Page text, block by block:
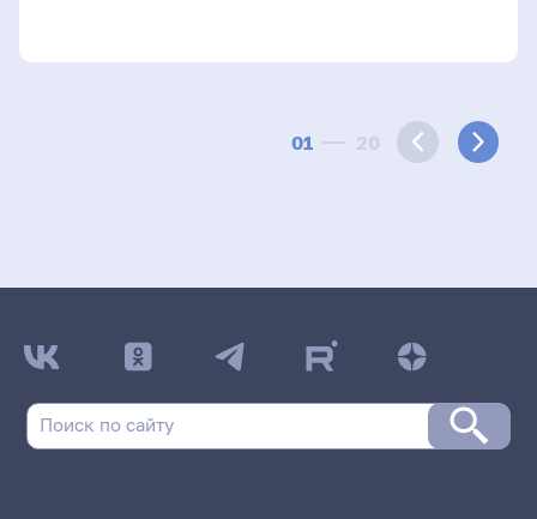
01 20